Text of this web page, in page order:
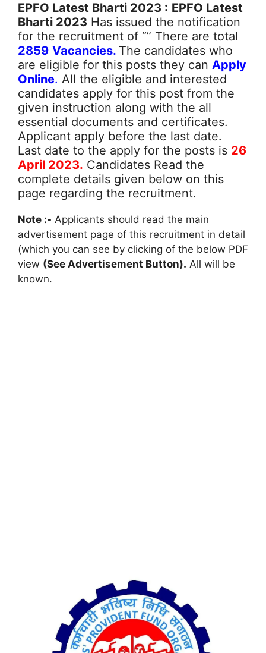
EPFO Latest Bharti 2023 : EPFO Latest
Bharti 2023 Has issued the notification
for the recruitment of “” There are total
2859 Vacancies. The candidates who
are eligible for this posts they can Apply
Online. All the eligible and interested
candidates apply for this post from the
given instruction along with the all
essential documents and certificates.
Applicant apply before the last date.
Last date to the apply for the posts is 26
April 2023. Candidates Read the
complete details given below on this
page regarding the recruitment.
Note :- Applicants should read the main
advertisement page of this recruitment in detail
(which you can see by clicking of the below PDF
view (See Advertisement Button). All will be
known.